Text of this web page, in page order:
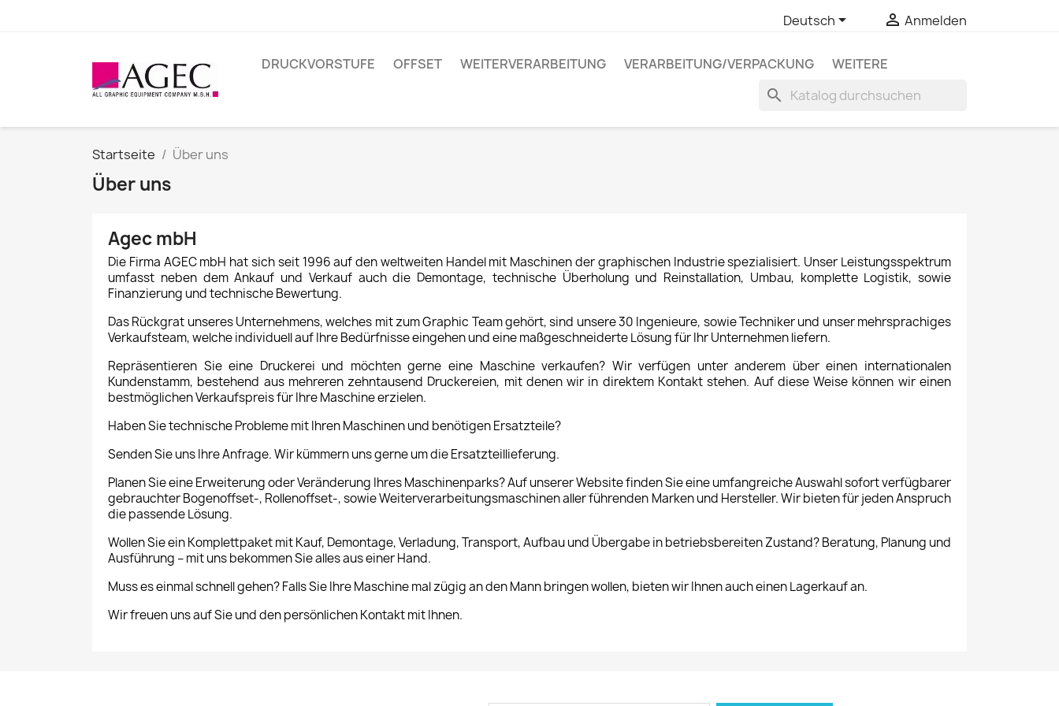
Deutsch  Anmelden
DRUCKVORSTUFE OFFSET WEITERVERARBEITUNG VERARBEITUNG/VERPACKUNG WEITERE
search
Startseite Über uns
Über uns
Agec mbH
Die Firma AGEC mbH hat sich seit 1996 auf den weltweiten Handel mit Maschinen der graphischen Industrie spezialisiert. Unser Leistungsspektrum
umfasst neben dem Ankauf und Verkauf auch die Demontage, technische Überholung und Reinstallation, Umbau, komplette Logistik, sowie
Finanzierung und technische Bewertung.
Das Rückgrat unseres Unternehmens, welches mit zum Graphic Team gehört, sind unsere 30 Ingenieure, sowie Techniker und unser mehrsprachiges
Verkaufsteam, welche individuell auf Ihre Bedürfnisse eingehen und eine maßgeschneiderte Lösung für Ihr Unternehmen liefern.
Repräsentieren Sie eine Druckerei und möchten gerne eine Maschine verkaufen? Wir verfügen unter anderem über einen internationalen
Kundenstamm, bestehend aus mehreren zehntausend Druckereien, mit denen wir in direktem Kontakt stehen. Auf diese Weise können wir einen
bestmöglichen Verkaufspreis für Ihre Maschine erzielen.
Haben Sie technische Probleme mit Ihren Maschinen und benötigen Ersatzteile?
Senden Sie uns Ihre Anfrage. Wir kümmern uns gerne um die Ersatzteillieferung.
Planen Sie eine Erweiterung oder Veränderung Ihres Maschinenparks? Auf unserer Website finden Sie eine umfangreiche Auswahl sofort verfügbarer
gebrauchter Bogenoffset-, Rollenoffset-, sowie Weiterverarbeitungsmaschinen aller führenden Marken und Hersteller. Wir bieten für jeden Anspruch
die passende Lösung.
Wollen Sie ein Komplettpaket mit Kauf, Demontage, Verladung, Transport, Aufbau und Übergabe in betriebsbereiten Zustand? Beratung, Planung und
Ausführung – mit uns bekommen Sie alles aus einer Hand.
Muss es einmal schnell gehen? Falls Sie Ihre Maschine mal zügig an den Mann bringen wollen, bieten wir Ihnen auch einen Lagerkauf an.
Wir freuen uns auf Sie und den persönlichen Kontakt mit Ihnen.